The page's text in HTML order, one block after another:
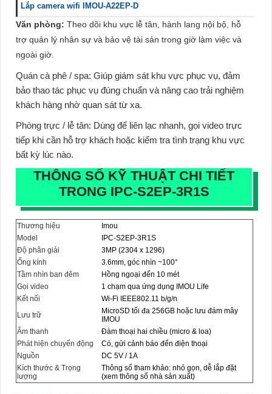
Lắp camera wifi IMOU-A22EP-D
Văn phòng: Theo dõi khu vực lễ tân, hành lang nội bộ, hỗ
trợ quản lý nhân sự và bảo vệ tài sản trong giờ làm việc và
ngoài giờ.
Quán cà phê / spa: Giúp giám sát khu vực phục vụ, đảm
bảo thao tác phục vụ đúng chuẩn và nâng cao trải nghiệm
khách hàng nhờ quan sát từ xa.
Phòng trực / lễ tân: Dùng để liên lạc nhanh, gọi video trực
tiếp khi cần hỗ trợ khách hoặc kiểm tra tình trạng khu vực
bất kỳ lúc nào.
THÔNG SỐ KỸ THUẬT CHI TIẾT
TRONG IPC-S2EP-3R1S
Thương hiệu
Imou
Model
IPC-S2EP-3R1S
Độ phân giải
3MP (2304 x 1296)
Ống kính
3.6mm, góc nhìn ~100°
Tầm nhìn ban đêm
Hồng ngoại đến 10 mét
Gọi video
1 chạm qua ứng dụng IMOU Life
Kết nối
Wi-Fi IEEE802.11 b/g/n
Lưu trữ
MicroSD tối đa 256GB hoặc lưu đám mây
IMOU
Âm thanh
Đàm thoại hai chiều (micro & loa)
Phát hiện chuyển động
Có, gửi cảnh báo đến điện thoại
Nguồn
DC 5V / 1A
Kích thước & Trọng
lượng
Thông số tham khảo: nhỏ gọn, dễ lắp đặt
(xem thông số nhà sản xuất)